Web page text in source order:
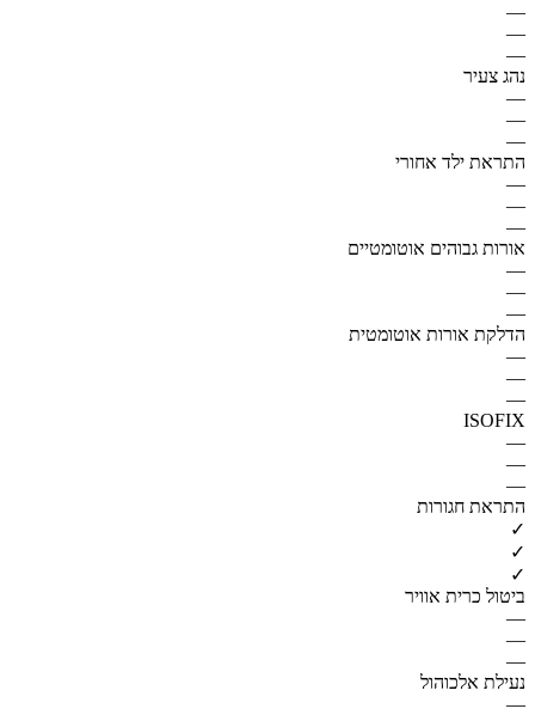
—
—
—
נהג צעיר
—
—
—
התראת ילד אחורי
—
—
—
אורות גבוהים אוטומטיים
—
—
—
הדלקת אורות אוטומטית
—
—
—
ISOFIX
—
—
—
התראת חגורות
✓
✓
✓
ביטול כרית אוויר
—
—
—
נעילת אלכוהול
—